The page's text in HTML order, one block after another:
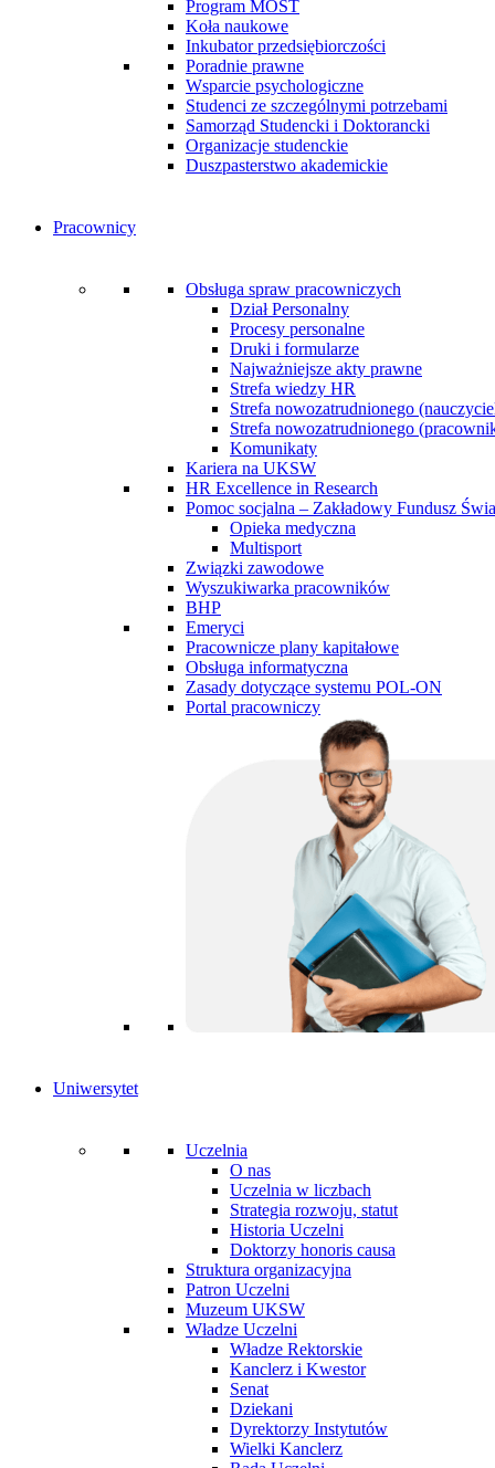
Program MOST
Koła naukowe
Inkubator przedsiębiorczości
Poradnie prawne
Wsparcie psychologiczne
Studenci ze szczególnymi potrzebami
Samorząd Studencki i Doktorancki
Organizacje studenckie
Duszpasterstwo akademickie
Pracownicy
Obsługa spraw pracowniczych
Dział Personalny
Procesy personalne
Druki i formularze
Najważniejsze akty prawne
Strefa wiedzy HR
Strefa nowozatrudnionego
Strefa nowozatrudnionego
Komunikaty
Kariera na UKSW
HR Excellence in Research
Pomoc socjalna – Zakładowy Fundusz
Opieka medyczna
Multisport
Związki zawodowe
Wyszukiwarka pracowników
BHP
Emeryci
Pracownicze plany kapitałowe
Obsługa informatyczna
Zasady dotyczące systemu POL-ON
Portal pracowniczy
Uniwersytet
Uczelnia
O nas
Uczelnia w liczbach
Strategia rozwoju, statut
Historia Uczelni
Doktorzy honoris causa
Struktura organizacyjna
Patron Uczelni
Muzeum UKSW
Władze Uczelni
Władze Rektorskie
Kanclerz i Kwestor
Senat
Dziekani
Dyrektorzy Instytutów
Wielki Kanclerz